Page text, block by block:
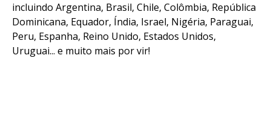
incluindo Argentina, Brasil, Chile, Colômbia, República
Dominicana, Equador, Índia, Israel, Nigéria, Paraguai,
Peru, Espanha, Reino Unido, Estados Unidos,
Uruguai... e muito mais por vir!